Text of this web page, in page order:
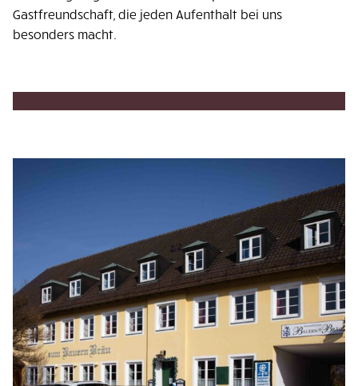
Gastfreundschaft, die jeden Aufenthalt bei uns
besonders macht.